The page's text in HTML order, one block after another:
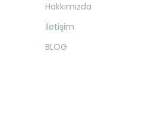
Hakkımızda
İletişim
BLOG